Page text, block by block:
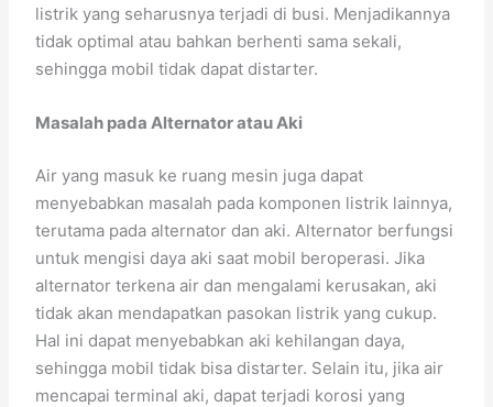
listrik yang seharusnya terjadi di busi. Menjadikannya
tidak optimal atau bahkan berhenti sama sekali,
sehingga mobil tidak dapat distarter.
Masalah pada Alternator atau Aki
Air yang masuk ke ruang mesin juga dapat
menyebabkan masalah pada komponen listrik lainnya,
terutama pada alternator dan aki. Alternator berfungsi
untuk mengisi daya aki saat mobil beroperasi. Jika
alternator terkena air dan mengalami kerusakan, aki
tidak akan mendapatkan pasokan listrik yang cukup.
Hal ini dapat menyebabkan aki kehilangan daya,
sehingga mobil tidak bisa distarter. Selain itu, jika air
mencapai terminal aki, dapat terjadi korosi yang